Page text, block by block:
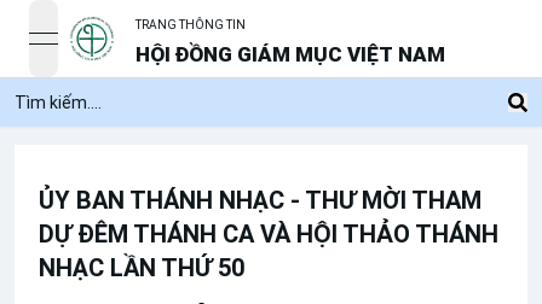
open navigation menu
TRANG THÔNG TIN
HỘI ĐỒNG GIÁM MỤC VIỆT NAM
ỦY BAN THÁNH NHẠC - THƯ MỜI THAM
DỰ ĐÊM THÁNH CA VÀ HỘI THẢO THÁNH
NHẠC LẦN THỨ 50